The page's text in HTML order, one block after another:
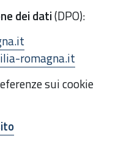
dei dati(DPO):
romagna.it
sui cookie